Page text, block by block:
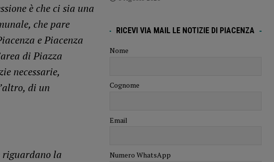
è che ci sia una
che pare
e Piacenza
di Piazza
necessarie,
di un
riguardano la
RICEVI VIA MAIL LE NOTIZIE DI PIACENZA
Nome
Cognome
Email
Numero WhatsApp